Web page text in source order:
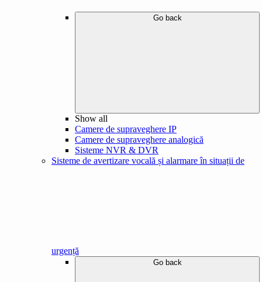
Go back
Show all
Camere de supraveghere IP
Camere de supraveghere analogică
Sisteme NVR & DVR
Sisteme de avertizare vocală și alarmare în situații de
urgență
Go back